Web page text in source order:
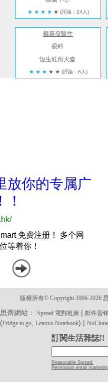
★ ★ ★ ★ ★ (評論：24人)
戴嘉發醫生
眼科
恆生旺角大廈
★ ★ ★ ★ ★ (評論：8人)
版權所有© Copyright 2006-2026
思齊網站：Spread 電郵推廣 |邮件营
(Fridge to go ,Lenovo Notebook) |